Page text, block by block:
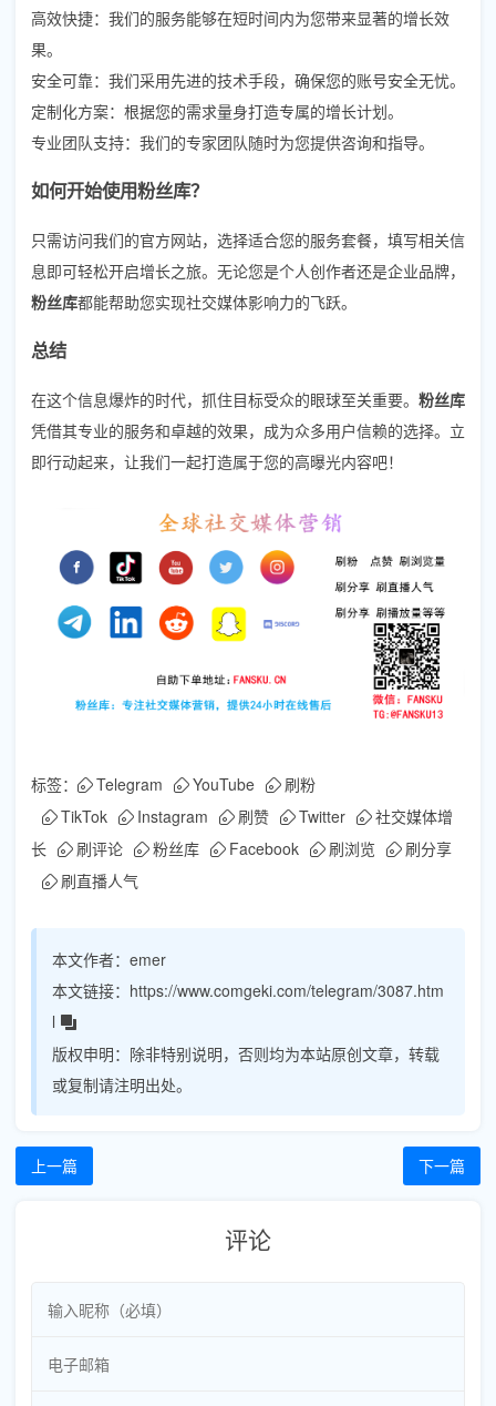
高效快捷：我们的服务能够在短时间内为您带来显著的增长效
果。
安全可靠：我们采用先进的技术手段，确保您的账号安全无忧。
定制化方案：根据您的需求量身打造专属的增长计划。
专业团队支持：我们的专家团队随时为您提供咨询和指导。
如何开始使用粉丝库？
只需访问我们的官方网站，选择适合您的服务套餐，填写相关信
息即可轻松开启增长之旅。无论您是个人创作者还是企业品牌，
粉丝库都能帮助您实现社交媒体影响力的飞跃。
总结
在这个信息爆炸的时代，抓住目标受众的眼球至关重要。 粉丝库
凭借其专业的服务和卓越的效果，成为众多用户信赖的选择。立
即行动起来，让我们一起打造属于您的高曝光内容吧！
标签： Telegram YouTube
刷粉
TikTok
Instagram 刷赞 Twitter
社交媒体增
长
刷评论 粉丝库 Facebook 刷浏览
刷分享
刷直播人气
本文作者： emer
本文链接： https://www.comgeki.com/telegram/3087.htm
l
版权申明： 除非特别说明，否则均为本站原创文章，转载
或复制请注明出处。
上一篇 下一篇
评论